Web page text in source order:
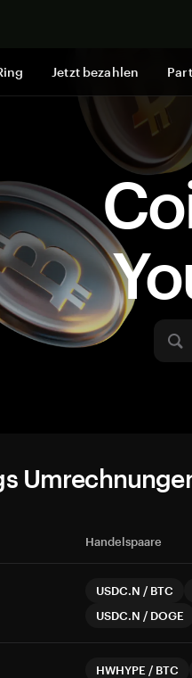
Jetzt bezahlen
Handelspaare
USDC.N / BTC
USDC.N / DOGE
HWHYPE / BTC